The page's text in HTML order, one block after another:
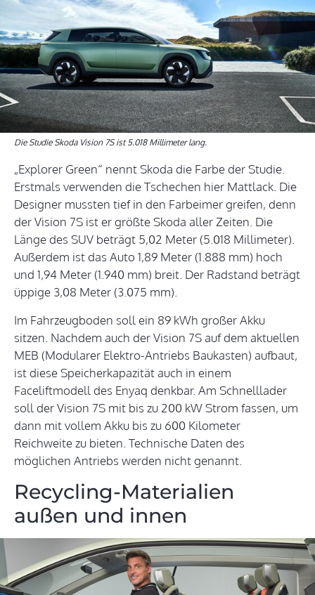
Die Studie Skoda Vision 7S ist 5.018 Millimeter lang.
„Explorer Green“ nennt Skoda die Farbe der Studie.
Erstmals verwenden die Tschechen hier Mattlack. Die
Designer mussten tief in den Farbeimer greifen, denn
der Vision 7S ist er größte Skoda aller Zeiten. Die
Länge des SUV beträgt 5,02 Meter (5.018 Millimeter).
Außerdem ist das Auto 1,89 Meter (1.888 mm) hoch
und 1,94 Meter (1.940 mm) breit. Der Radstand beträgt
üppige 3,08 Meter (3.075 mm).
Im Fahrzeugboden soll ein 89 kWh großer Akku
sitzen. Nachdem auch der Vision 7S auf dem aktuellen
MEB (Modularer Elektro-Antriebs Baukasten) aufbaut,
ist diese Speicherkapazität auch in einem
Faceliftmodell des Enyaq denkbar. Am Schnelllader
soll der Vision 7S mit bis zu 200 kW Strom fassen, um
dann mit vollem Akku bis zu 600 Kilometer
Reichweite zu bieten. Technische Daten des
möglichen Antriebs werden nicht genannt.
Recycling-Materialien
außen und innen